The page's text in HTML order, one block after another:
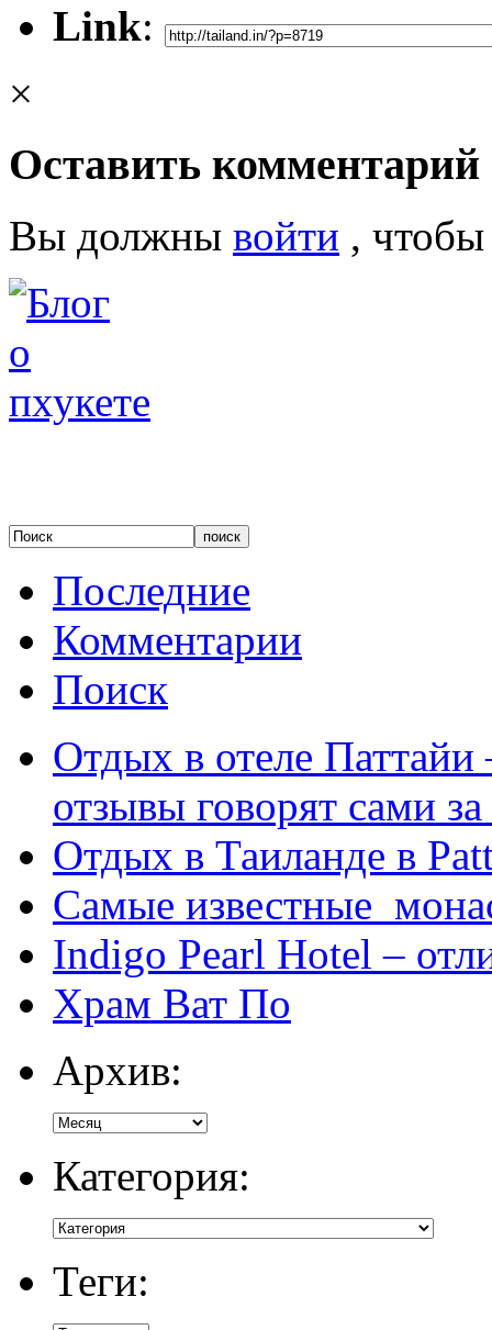
Link:
×
Оставить комментарий
Вы должны войти ,
Последние
Комментарии
Поиск
Отдых в отеле
отзывы говорят сами за
Отдых в Таиланде в
Самые известные
Indigo Pearl Hotel –
Храм Ват По
Архив:
Категория:
Теги: